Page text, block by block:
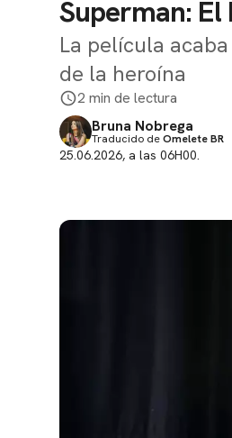
Superman: El
La película
de la heroína
2 min de lectura
Bruna Nobrega
Traducido deOmelete BR
25.06.2026, a las 06H00.